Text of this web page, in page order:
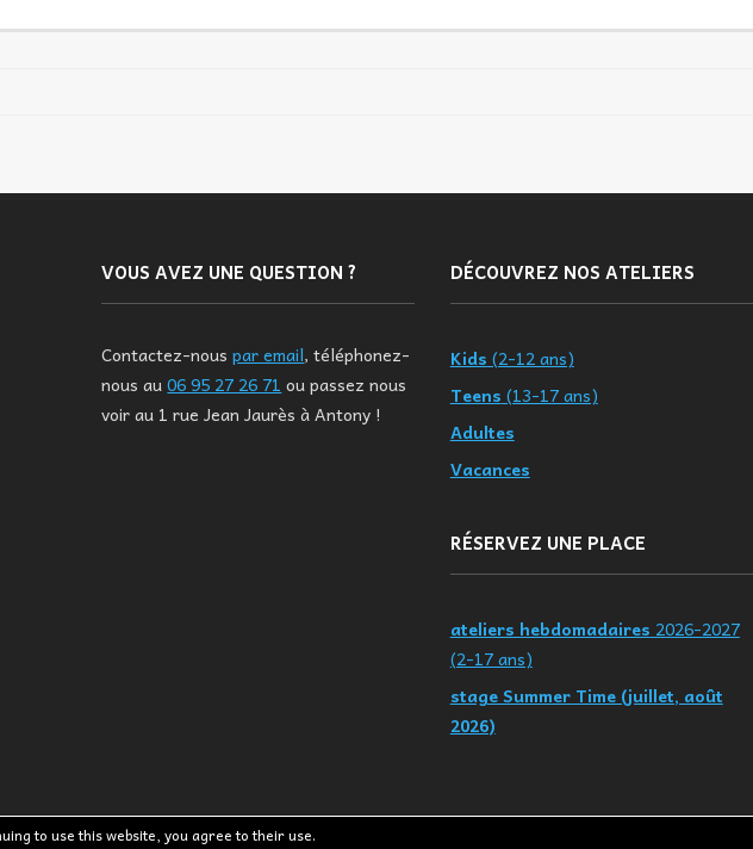
VOUS AVEZ UNE QUESTION ?
Contactez-nouspar email, téléphonez-
nous au06 95 27 26 71 ou passez nous
voir au 1 rue Jean Jaurès à Antony !
DÉCOUVREZ NOS ATELIERS
Kids (2-12 ans)
Teens (13-17 ans)
Adultes
Vacances
RÉSERVEZ UNE PLACE
ateliers hebdomadaires 2026-2027
(2-17 ans)
stage Summer Time (juillet, août
2026)
to use this website, you agree to their use.